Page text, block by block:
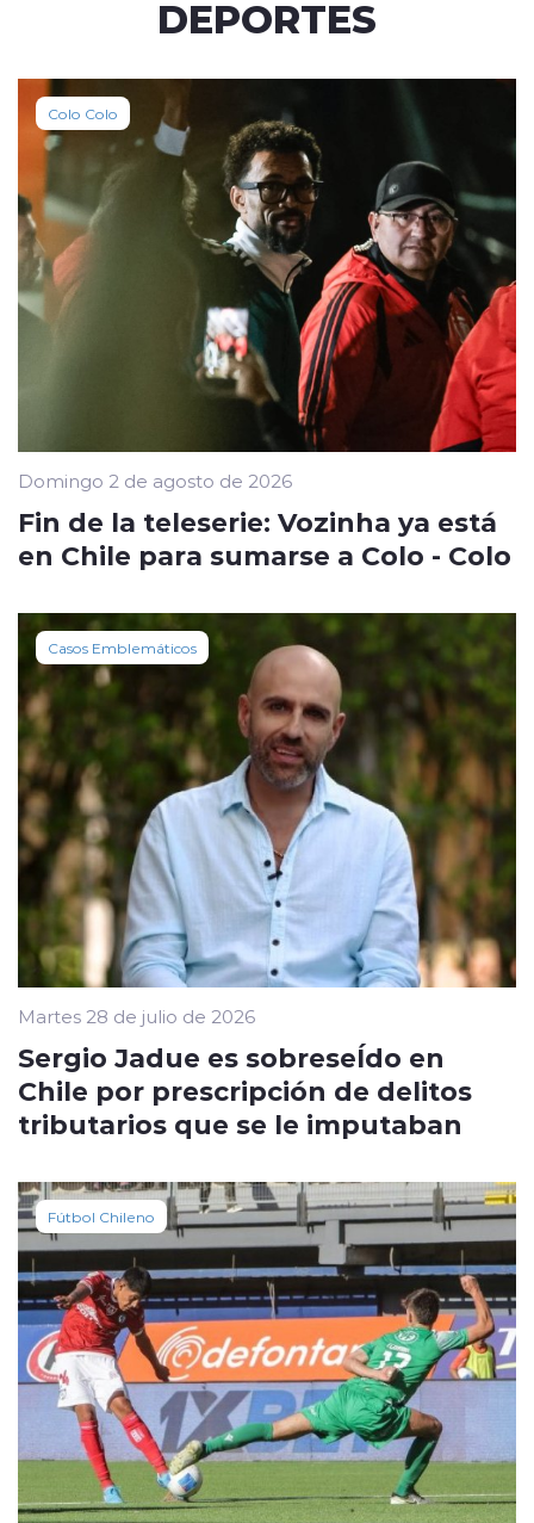
DEPORTES
Colo Colo
Domingo 2 de agosto de 2026
Fin de la teleserie: Vozinha ya está
en Chile para sumarse a Colo - Colo
Casos Emblemáticos
Martes 28 de julio de 2026
Sergio Jadue es sobreseÍdo en
Chile por prescripción de delitos
tributarios que se le imputaban
Fútbol Chileno